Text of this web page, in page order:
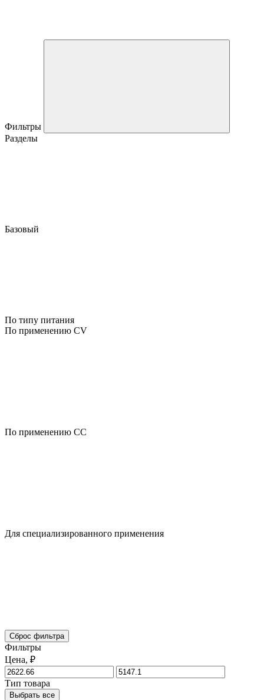
Фильтры
Разделы
Базовый
По типу питания
По применению CV
По применению CC
Для специализированного применения
Сброс фильтра
Фильтры
Цена, ₽
Тип товара
Выбрать все